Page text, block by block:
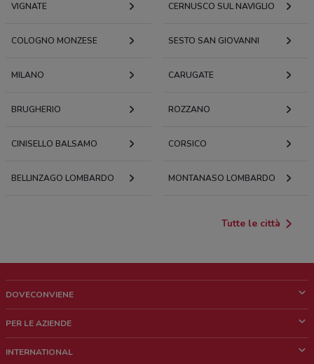
VIGNATE CERNUSCO SUL NAVIGLIO
COLOGNO MONZESE SESTO SAN GIOVANNI
MILANO CARUGATE
BRUGHERIO ROZZANO
CINISELLO BALSAMO CORSICO
BELLINZAGO LOMBARDO MONTANASO LOMBARDO
Tutte le città
DOVECONVIENE
Chi siamo
PER LE AZIENDE
INTERNATIONAL